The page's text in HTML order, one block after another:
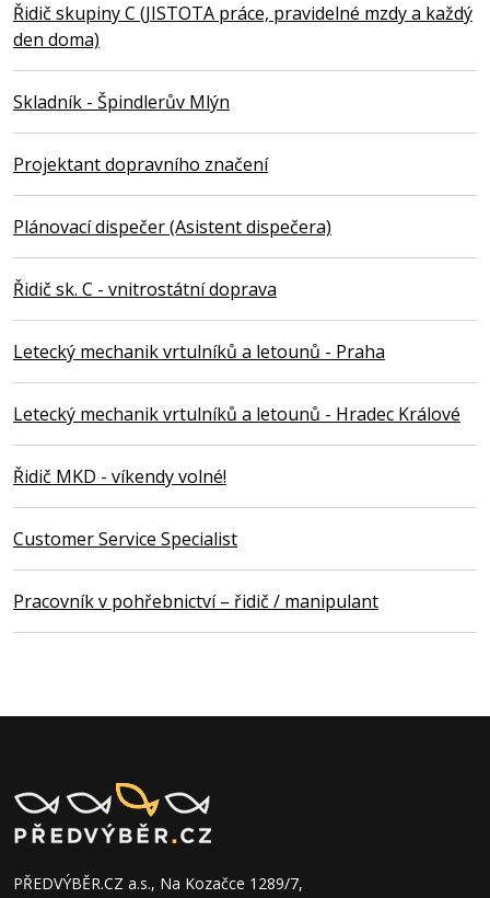
Řidič skupiny C (JISTOTA práce, pravidelné mzdy a každý
den doma)
Skladník - Špindlerův Mlýn
Projektant dopravního značení
Plánovací dispečer (Asistent dispečera)
Řidič sk. C - vnitrostátní doprava
Letecký mechanik vrtulníků a letounů - Praha
Letecký mechanik vrtulníků a letounů - Hradec Králové
Řidič MKD - víkendy volné!
Customer Service Specialist
Pracovník v pohřebnictví – řidič / manipulant
PŘEDVÝBĚR.CZ a.s., Na Kozačce 1289/7,